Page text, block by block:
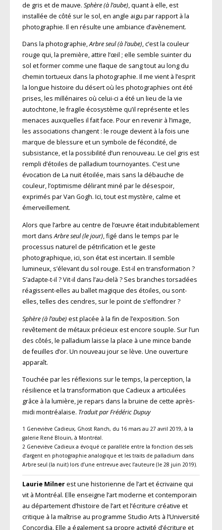
de gris et de mauve. Sphère (à l’aube), quant à elle, est
installée de côté sur le sol, en angle aigu par rapport à la
photographie. Il en résulte une ambiance d’avènement.
Dans la photographie,Arbre seul (à l’aube), c’est la couleur
rouge qui, la première, attire l’œil ; elle semble suinter du
sol et former comme une flaque de sang tout au long du
chemin tortueux dans la photographie. Il me vient à l’esprit
la longue histoire du désert où les photographies ont été
prises, les millénaires où celui-ci a été un lieu de la vie
autochtone, le fragile écosystème qu’il représente et les
menaces auxquelles il fait face. Pour en revenir à l’image,
les associations changent : le rouge devient à la fois une
marque de blessure et un symbole de fécondité, de
subsistance, et la possibilité d’un renouveau. Le ciel gris est
rempli d’étoiles de palladium tournoyantes. C’est une
évocation de La nuit étoilée, mais sans la débauche de
couleur, l’optimisme délirant miné par le désespoir,
exprimés par Van Gogh. Ici, tout est mystère, calme et
émerveillement.
Alors que l’arbre au centre de l’œuvre était indubitablement
mort dansArbre seul (le jour), figé dans le temps par le
processus naturel de pétrification et le geste
photographique, ici, son état est incertain. Il semble
lumineux, s’élevant du sol rouge. Est-il en transformation ?
S’adapte-t-il ? Vit-il dans l’au-delà ? Ses branches torsadées
réagissent-elles au ballet magique des étoiles, ou sont-
elles, telles des cendres, sur le point de s’effondrer ?
Sphère (à l’aube) est placée à la fin de l’exposition. Son
revêtement de métaux précieux est encore souple. Sur l’un
des côtés, le palladium laisse la place à une mince bande
de feuilles d’or. Un nouveau jour se lève. Une ouverture
apparaît.
Touchée par les réflexions sur le temps, la perception, la
résilience et la transformation que Cadieux a articulées
grâce à la lumière, je repars dans la bruine de cette après-
midi montréalaise. Traduit par Frédéric Dupuy
1 Geneviève Cadieux, Ghost Ranch, du 16 mars au 27 avril 2019, à la
galerie René Blouin, à Montréal.
2 Geneviève Cadieux a évoqué ce parallèle entre la fonction des sels
d’argent en photographie analogique et les traits de palladium dans
Arbre seul (la nuit) lors d’une entrevue avec l’auteure (le 28 juin 2019).
Laurie Milnerest une historienne de l’art et écrivaine qui
vit à Montréal. Elle enseigne l’art moderne et contemporain
au département d’histoire de l’art et l’écriture créative et
critique à la maîtrise au programme Studio Arts à l’Université
Concordia. Elle a également sa propre activité d’écriture et